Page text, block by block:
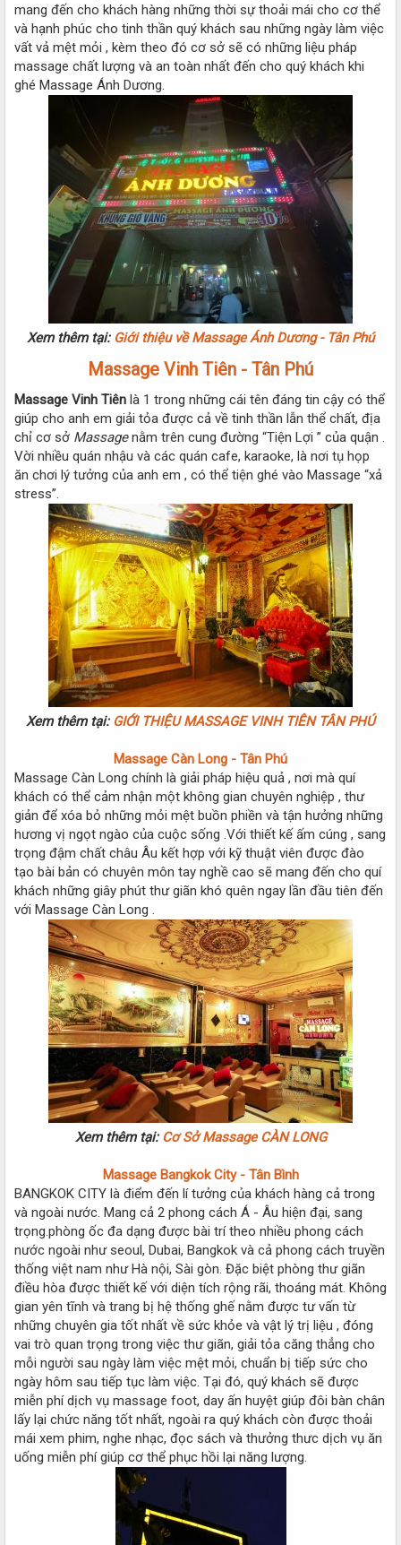
mang đến cho khách hàng những thời sự thoải mái cho cơ thể
và hạnh phúc cho tinh thần quý khách sau những ngày làm việc
vất vả mệt mỏi , kèm theo đó cơ sở sẽ có những liệu pháp
massage chất lượng và an toàn nhất đến cho quý khách khi
ghé Massage Ánh Dương.
Xem thêm tại: Giới thiệu về Massage Ánh Dương - Tân Phú
Massage Vinh Tiên - Tân Phú
Massage Vinh Tiên là 1 trong những cái tên đáng tin cậy có thể
giúp cho anh em giải tỏa được cả về tinh thần lẫn thể chất, địa
chỉ cơ sở Massagenằm trên cung đường “Tiện Lợi ” của quận .
Vời nhiều quán nhậu và các quán cafe, karaoke, là nơi tụ họp
ăn chơi lý tưởng của anh em , có thể tiện ghé vào Massage “xả
stress”.
Xem thêm tại: GIỚI THIỆU MASSAGE VINH TIÊN TÂN PHÚ
Massage Càn Long - Tân Phú
Massage Càn Long chính là giải pháp hiệu quả , nơi mà quí
khách có thể cảm nhận một không gian chuyên nghiệp , thư
giản để xóa bỏ những mỏi mệt buồn phiền và tận hưởng những
hương vị ngọt ngào của cuộc sống .Với thiết kế ấm cúng , sang
trọng đậm chất châu Âu kết hợp với kỹ thuật viên được đào
tạo bài bản có chuyên môn tay nghề cao sẽ mang đến cho quí
khách những giây phút thư giãn khó quên ngay lần đầu tiên đến
với Massage Càn Long .
Xem thêm tại: Cơ Sở Massage CÀN LONG
Massage Bangkok City - Tân Bình
BANGKOK CITY là điểm đến lí tưởng của khách hàng cả trong
và ngoài nước. Mang cả 2 phong cách Á - Âu hiện đại, sang
trọng.phòng ốc đa dạng được bài trí theo nhiều phong cách
nước ngoài như seoul, Dubai, Bangkok và cả phong cách truyền
thống việt nam như Hà nội, Sài gòn. Đặc biệt phòng thư giãn
điều hòa được thiết kế với diện tích rộng rãi, thoáng mát. Không
gian yên tĩnh và trang bị hệ thống ghế nằm được tư vấn từ
những chuyên gia tốt nhất về sức khỏe và vật lý trị liệu , đóng
vai trò quan trọng trong việc thư giãn, giải tỏa căng thẳng cho
mỗi người sau ngày làm việc mệt mỏi, chuẩn bị tiếp sức cho
ngày hôm sau tiếp tục làm việc. Tại đó, quý khách sẽ được
miễn phí dịch vụ massage foot, day ấn huyệt giúp đôi bàn chân
lấy lại chức năng tốt nhất, ngoài ra quý khách còn được thoải
mái xem phim, nghe nhạc, đọc sách và thưởng thưc dịch vụ ăn
uống miễn phí giúp cơ thể phục hồi lại năng lượng.